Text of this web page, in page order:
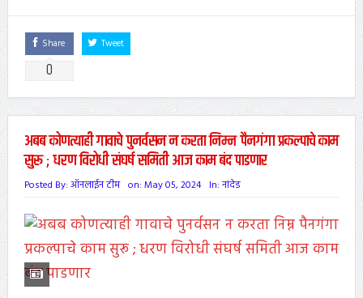
Share
0
Tweet
अबब कोणत्याही गावाचे पुनर्वसन न करता निम्न पैनगंगा प्रकल्पाचे काम
सुरू ; धरण विरोधी संघर्ष समिती आज काम बंद पाडणार
Posted By: ऑनलाईन टीम on: May 05, 2024 In: नांदेड